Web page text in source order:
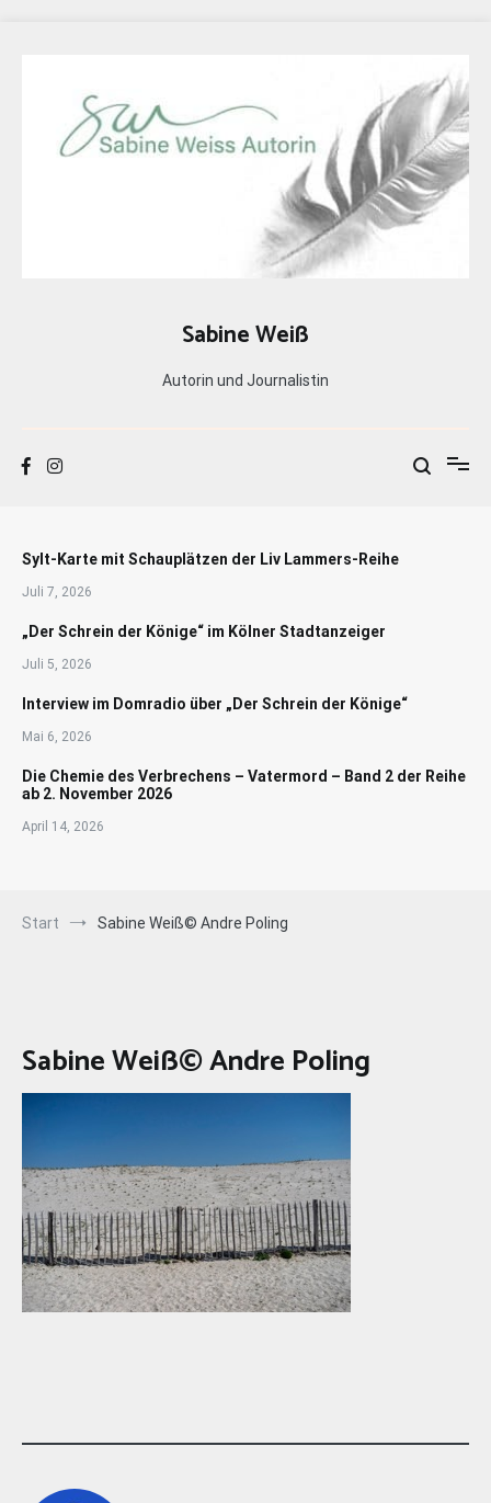
Sabine Weiß
Autorin und Journalistin
Sylt-Karte mit Schauplätzen der Liv Lammers-Reihe
Juli 7, 2026
„Der Schrein der Könige“ im Kölner Stadtanzeiger
Juli 5, 2026
Interview im Domradio über „Der Schrein der Könige“
Mai 6, 2026
Die Chemie des Verbrechens – Vatermord – Band 2 der Reihe
ab 2. November 2026
April 14, 2026
Start Sabine Weiß© Andre Poling
Sabine Weiß© Andre Poling